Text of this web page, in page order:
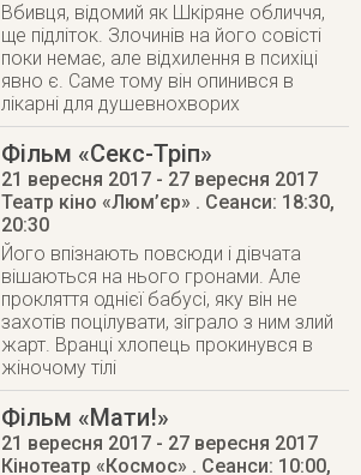
Вбивця, відомий як Шкіряне обличчя,
ще підліток. Злочинів на його совісті
поки немає, але відхилення в психіці
явно є. Саме тому він опинився в
лікарні для душевнохворих
Фільм «Секс-Тріп»
21 вересня 2017 - 27 вересня 2017
Театр кіно «Люм’єр» . Сеанси: 18:30,
20:30
Його впізнають повсюди і дівчата
вішаються на нього гронами. Але
прокляття однієї бабусі, яку він не
захотів поцілувати, зіграло з ним злий
жарт. Вранці хлопець прокинувся в
жіночому тілі
Фільм «Мати!»
21 вересня 2017 - 27 вересня 2017
Кінотеатр «Космос» . Сеанси: 10:00,